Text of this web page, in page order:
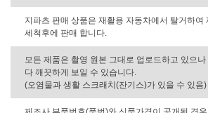
지파츠 판매 상품은 재활용 자동차에서 탈거하여
세척후에 판매 합니다.
모든 제품은 촬영 원본 그대로 업로드하고 있으
다 깨끗하게 보일 수 있습니다.
(오염물과 생활 스크래치(잔기스)가 있을 수 있음)